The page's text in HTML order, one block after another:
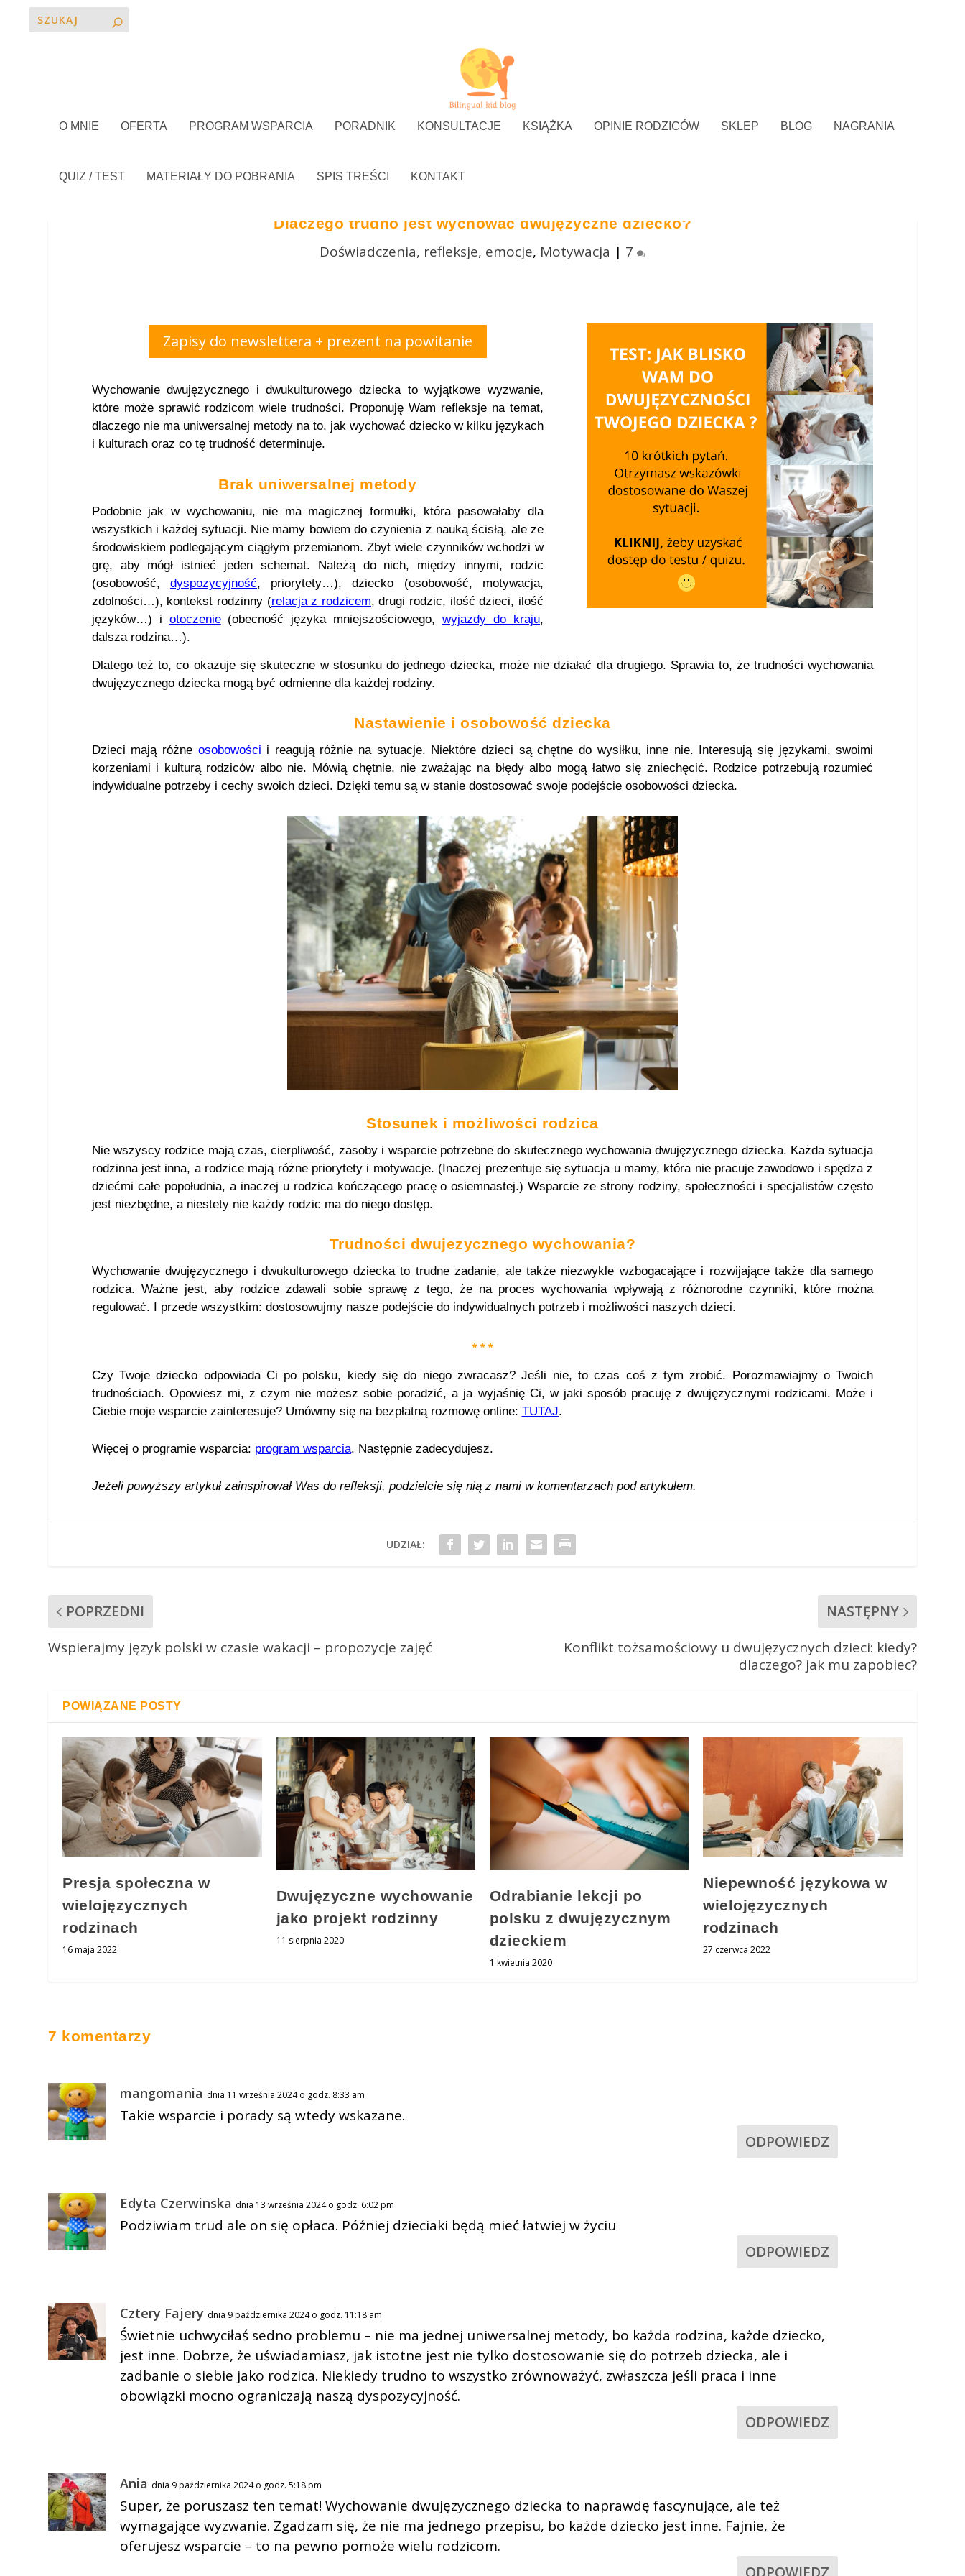
O MNIE OFERTA PROGRAM WSPARCIA PORADNIK KONSULTACJE KSIĄŻKA OPINIE RODZICÓW SKLEP BLOG NAGRANIA
QUIZ / TEST MATERIAŁY DO POBRANIA SPIS TREŚCI KONTAKT
Dlaczego trudno jest wychować dwujęzyczne dziecko?
Doświadczenia, refleksje, emocje, Motywacja | 7
Zapisy do newslettera + prezent na powitanie
Wychowanie dwujęzycznego i dwukulturowego dziecka to wyjątkowe wyzwanie,
które może sprawić rodzicom wiele trudności. Proponuję Wam refleksje na temat,
dlaczego nie ma uniwersalnej metody na to, jak wychować dziecko w kilku językach
i kulturach oraz co tę trudność determinuje.
Brak uniwersalnej metody
Podobnie jak w wychowaniu, nie ma magicznej formułki, która pasowałaby dla
wszystkich i każdej sytuacji. Nie mamy bowiem do czynienia z nauką ścisłą, ale ze
środowiskiem podlegającym ciągłym przemianom. Zbyt wiele czynników wchodzi w
grę, aby mógł istnieć jeden schemat. Należą do nich, między innymi, rodzic
(osobowość, dyspozycyjność, priorytety…), dziecko (osobowość, motywacja,
zdolności…), kontekst rodzinny (relacja z rodzicem, drugi rodzic, ilość dzieci, ilość
języków…) i otoczenie(obecność języka mniejszościowego,wyjazdy do kraju,
dalsza rodzina…).
Dlatego też to, co okazuje się skuteczne w stosunku do jednego dziecka, może nie działać dla drugiego. Sprawia to, że trudności wychowania
dwujęzycznego dziecka mogą być odmienne dla każdej rodziny.
Nastawienie i osobowość dziecka
Dzieci mają różne osobowości i reagują różnie na sytuacje. Niektóre dzieci są chętne do wysiłku, inne nie. Interesują się językami, swoimi
korzeniami i kulturą rodziców albo nie. Mówią chętnie, nie zważając na błędy albo mogą łatwo się zniechęcić. Rodzice potrzebują rozumieć
indywidualne potrzeby i cechy swoich dzieci. Dzięki temu są w stanie dostosować swoje podejście osobowości dziecka.
Stosunek i możliwości rodzica
Nie wszyscy rodzice mają czas, cierpliwość, zasoby i wsparcie potrzebne do skutecznego wychowania dwujęzycznego dziecka. Każda sytuacja
rodzinna jest inna, a rodzice mają różne priorytety i motywacje. (Inaczej prezentuje się sytuacja u mamy, która nie pracuje zawodowo i spędza z
dziećmi całe popołudnia, a inaczej u rodzica kończącego pracę o osiemnastej.) Wsparcie ze strony rodziny, społeczności i specjalistów często
jest niezbędne, a niestety nie każdy rodzic ma do niego dostęp.
Trudności dwujezycznego wychowania?
Wychowanie dwujęzycznego i dwukulturowego dziecka to trudne zadanie, ale także niezwykle wzbogacające i rozwijające także dla samego
rodzica. Ważne jest, aby rodzice zdawali sobie sprawę z tego, że na proces wychowania wpływają z różnorodne czynniki, które można
regulować. I przede wszystkim: dostosowujmy nasze podejście do indywidualnych potrzeb i możliwości naszych dzieci.
* * *
Czy Twoje dziecko odpowiada Ci po polsku, kiedy się do niego zwracasz? Jeśli nie, to czas coś z tym zrobić. Porozmawiajmy o Twoich
trudnościach. Opowiesz mi, z czym nie możesz sobie poradzić, a ja wyjaśnię Ci, w jaki sposób pracuję z dwujęzycznymi rodzicami. Może i
Ciebie moje wsparcie zainteresuje? Umówmy się na bezpłatną rozmowę online: TUTAJ.
Więcej o programie wsparcia: program wsparcia. Następnie zadecydujesz.
Jeżeli powyższy artykuł zainspirował Was do refleksji, podzielcie się nią z nami w komentarzach pod artykułem.
UDZIAŁ:
POPRZEDNI
Wspierajmy język polski w czasie wakacji – propozycje zajęć
NASTĘPNY
Konflikt tożsamościowy u dwujęzycznych dzieci: kiedy?
dlaczego? jak mu zapobiec?
POWIĄZANE POSTY
Presja społeczna w
wielojęzycznych
rodzinach
16 maja 2022
Dwujęzyczne wychowanie
jako projekt rodzinny
11 sierpnia 2020
Odrabianie lekcji po
polsku z dwujęzycznym
dzieckiem
1 kwietnia 2020
Niepewność językowa w
wielojęzycznych
rodzinach
27 czerwca 2022
7 komentarzy
mangomania dnia 11 września 2024 o godz. 8:33 am
Takie wsparcie i porady są wtedy wskazane.
ODPOWIEDZ
Edyta Czerwinska dnia 13 września 2024 o godz. 6:02 pm
Podziwiam trud ale on się opłaca. Później dzieciaki będą mieć łatwiej w życiu
ODPOWIEDZ
Cztery Fajery dnia 9 października 2024 o godz. 11:18 am
Świetnie uchwyciłaś sedno problemu – nie ma jednej uniwersalnej metody, bo każda rodzina, każde dziecko,
jest inne. Dobrze, że uświadamiasz, jak istotne jest nie tylko dostosowanie się do potrzeb dziecka, ale i
zadbanie o siebie jako rodzica. Niekiedy trudno to wszystko zrównoważyć, zwłaszcza jeśli praca i inne
obowiązki mocno ograniczają naszą dyspozycyjność.
ODPOWIEDZ
Ania dnia 9 października 2024 o godz. 5:18 pm
Super, że poruszasz ten temat! Wychowanie dwujęzycznego dziecka to naprawdę fascynujące, ale też
wymagające wyzwanie. Zgadzam się, że nie ma jednego przepisu, bo każde dziecko jest inne. Fajnie, że
oferujesz wsparcie – to na pewno pomoże wielu rodzicom.